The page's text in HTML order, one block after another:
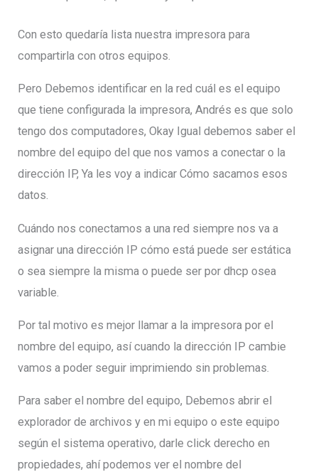
Con esto quedaría lista nuestra impresora para
compartirla con otros equipos.
Pero Debemos identificar en la red cuál es el equipo
que tiene configurada la impresora, Andrés es que solo
tengo dos computadores, Okay Igual debemos saber el
nombre del equipo del que nos vamos a conectar o la
dirección IP, Ya les voy a indicar Cómo sacamos esos
datos.
Cuándo nos conectamos a una red siempre nos va a
asignar una dirección IP cómo está puede ser estática
o sea siempre la misma o puede ser por dhcp osea
variable.
Por tal motivo es mejor llamar a la impresora por el
nombre del equipo, así cuando la dirección IP cambie
vamos a poder seguir imprimiendo sin problemas.
Para saber el nombre del equipo, Debemos abrir el
explorador de archivos y en mi equipo o este equipo
según el sistema operativo, darle click derecho en
propiedades, ahí podemos ver el nombre del